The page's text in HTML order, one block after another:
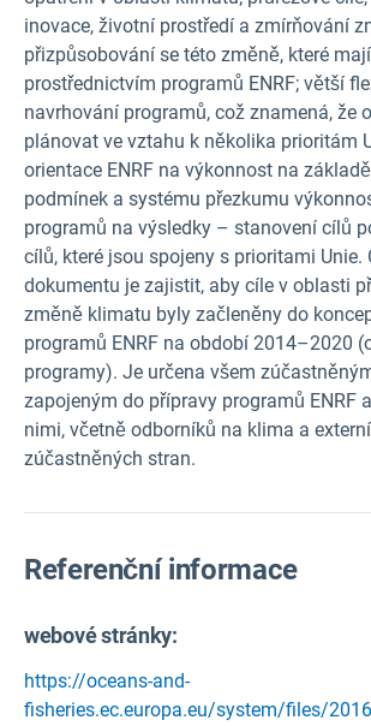
inovace, životní prostředí a zmírňování
přizpůsobování se této změně, které
prostřednictvím programů ENRF; větší
navrhování programů, což znamená, že
plánovat ve vztahu k několika prioritám
orientace ENRF na výkonnost na
podmínek a systému přezkumu
programů na výsledky – stanovení cílů
cílů, které jsou spojeny s prioritami Unie.
dokumentu je zajistit, aby cíle v oblasti
změně klimatu byly začleněny do
programů ENRF na období 2014–2020
programy). Je určena všem
zapojeným do přípravy programů ENRF
nimi, včetně odborníků na klima a
zúčastněných stran.
Referenční informace
webové stránky:
https://oceans-and-
fisheries.ec.europa.eu/system/files/